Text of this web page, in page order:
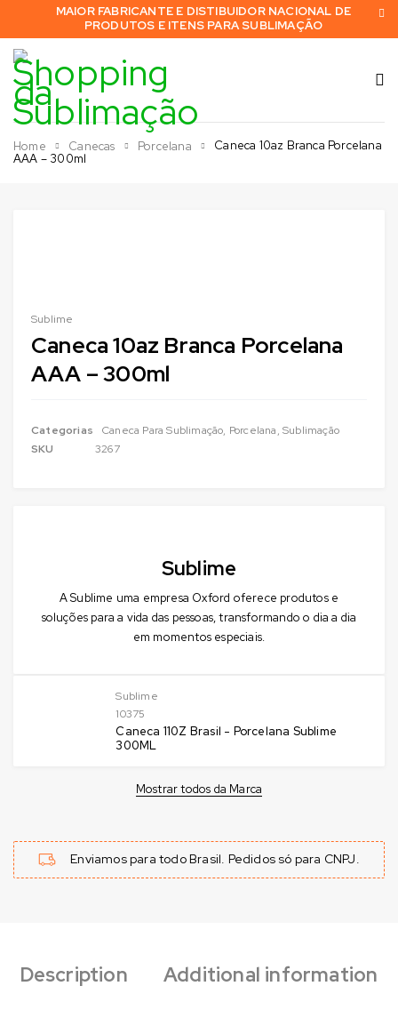
MAIOR FABRICANTE E DISTIBUIDOR NACIONAL DE
PRODUTOS E ITENS PARA SUBLIMAÇÃO
Home Canecas Porcelana
Caneca 10az Branca Porcelana
AAA – 300ml
Sublime
A Sublime uma empresa Oxford oferece produtos e
soluções para a vida das pessoas, transformando o dia a dia
em momentos especiais.
Sublime
10375
Caneca 110Z Brasil - Porcelana Sublime
300ML
Mostrar todos da Marca
Sublime
Caneca 10az Branca Porcelana
AAA – 300ml
Categorias Caneca Para Sublimação, Porcelana,Sublimação
SKU
3267
Enviamos para todo Brasil. Pedidos só para CNPJ.
Description Additional information